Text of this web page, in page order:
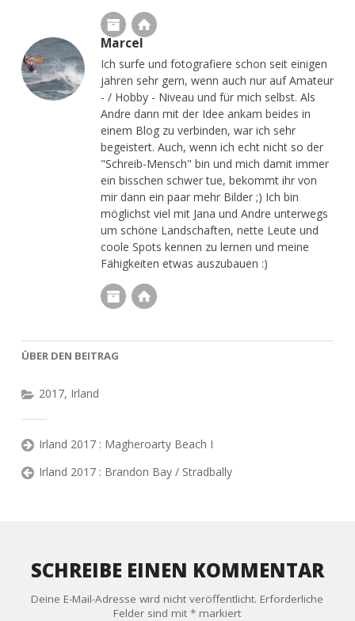
Marcel
Ich surfe und fotografiere schon seit einigen
jahren sehr gern, wenn auch nur auf Amateur
- / Hobby - Niveau und für mich selbst. Als
Andre dann mit der Idee ankam beides in
einem Blog zu verbinden, war ich sehr
begeistert. Auch, wenn ich echt nicht so der
"Schreib-Mensch" bin und mich damit immer
ein bisschen schwer tue, bekommt ihr von
mir dann ein paar mehr Bilder ;) Ich bin
möglichst viel mit Jana und Andre unterwegs
um schöne Landschaften, nette Leute und
coole Spots kennen zu lernen und meine
Fähigkeiten etwas auszubauen :)
ÜBER DEN BEITRAG
2017, Irland
Irland 2017 : Magheroarty Beach I
Irland 2017 : Brandon Bay / Stradbally
SCHREIBE EINEN KOMMENTAR
Deine E-Mail-Adresse wird nicht veröffentlicht. Erforderliche
Felder sind mit* markiert